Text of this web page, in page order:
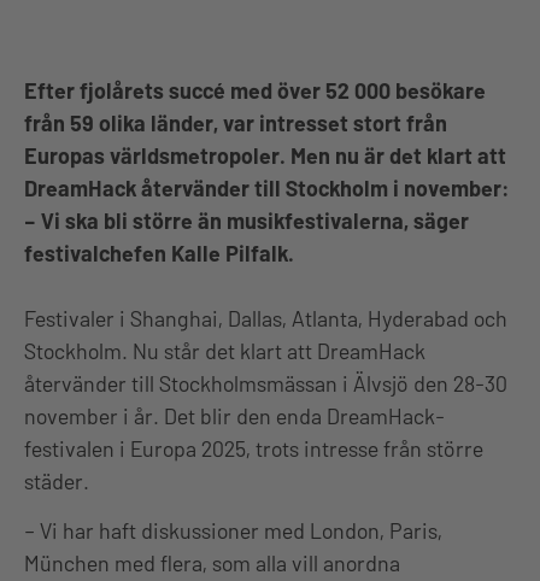
Efter fjolårets succé med över 52 000 besökare
från 59 olika länder, var intresset stort från
Europas världsmetropoler. Men nu är det klart att
DreamHack återvänder till Stockholm i november:
– Vi ska bli större än musikfestivalerna, säger
festivalchefen Kalle Pilfalk.
Festivaler i Shanghai, Dallas, Atlanta, Hyderabad och
Stockholm. Nu står det klart att DreamHack
återvänder till Stockholmsmässan i Älvsjö den 28-30
november i år. Det blir den enda DreamHack-
festivalen i Europa 2025, trots intresse från större
städer.
– Vi har haft diskussioner med London, Paris,
München med flera, som alla vill anordna